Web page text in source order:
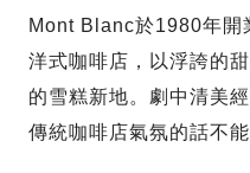
Mont Blanc於1980年開
洋式咖啡店，以浮誇的
的雪糕新地。劇中清美
傳統咖啡店氣氛的話不能